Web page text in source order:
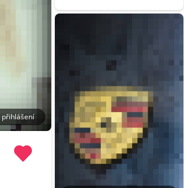
přihlášení